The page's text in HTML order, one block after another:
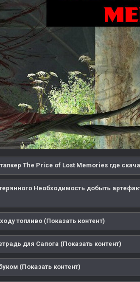
The Price of Lost Memories где
Необходимость добыть
топливо (Показать контент)
для Сапога (Показать контент)
(Показать контент)